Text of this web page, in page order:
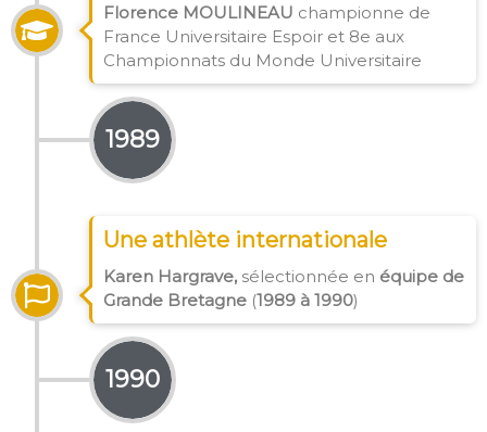
Florence MOULINEAU championne de
France Universitaire Espoir et 8e aux
Championnats du Monde Universitaire
1989
Une athlète internationale
Karen Hargrave, sélectionnée en équipe de
Grande Bretagne (1989 à 1990)
1990